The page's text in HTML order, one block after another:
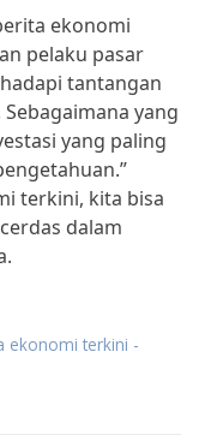
ekonomi
pelaku pasar
tantangan
yang
yang paling
terkini, kita bisa
dalam
ekonomi terkini -